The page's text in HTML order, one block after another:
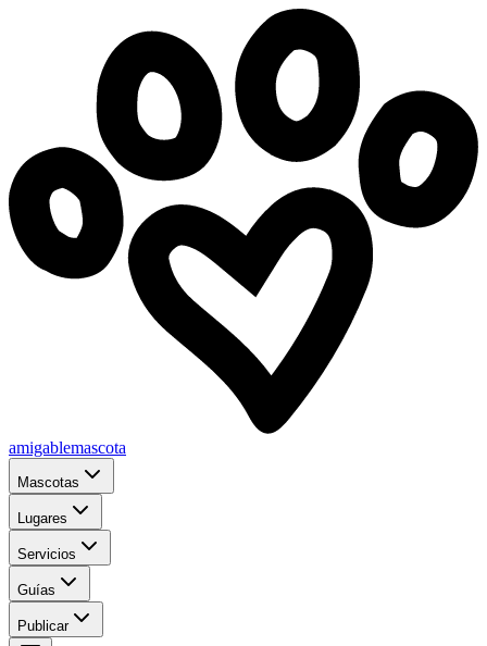
amigablemascota
Mascotas
Lugares
Servicios
Guías
Publicar